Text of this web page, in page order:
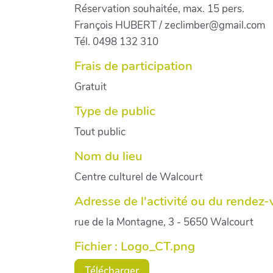
Réservation souhaitée, max. 15 pers.
François HUBERT / zeclimber@gmail.com
Tél. 0498 132 310
Frais de participation
Gratuit
Type de public
Tout public
Nom du lieu
Centre culturel de Walcourt
Adresse de l'activité ou du rendez-
rue de la Montagne, 3 - 5650 Walcourt
Fichier : Logo_CT.png